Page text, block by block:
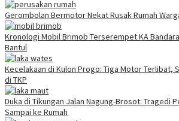
Gerombolan Bermotor Nekat Rusak Rumah
Kronologi Mobil Brimob Terserempet KA
Bantul
Kecelakaan di Kulon Progo: Tiga Motor Terlibat,
di TKP
Duka di Tikungan Jalan Nagung-Brosot: Tragedi
Sampai ke Rumah